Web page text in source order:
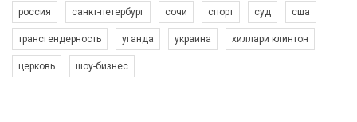
насильству проти ЛГБТ в Україні.
Ми просимо вашої підтримки, щоб реалізувати нашу
програму з боротьби з насильством проти ЛГБТ в Україні.
Якщо ти хочеш підтримати нас - просто натисни "лайк" під
1.9K Просмотров • 226 Нравится • 5 Комментариев
россия санкт-петербург сочи спорт суд сша
трансгендерность уганда украина хиллари клинтон
церковь шоу-бизнес